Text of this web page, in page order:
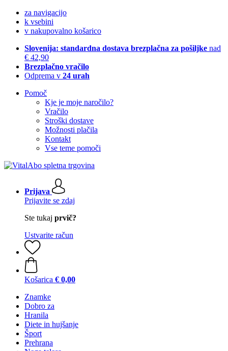
za navigacijo
k vsebini
v nakupovalno košarico
Slovenija: standardna dostava brezplačna za pošiljke nad
€ 42,90
Brezplačno vračilo
Odprema v 24 urah
Pomoč
Kje je moje naročilo?
Vračilo
Stroški dostave
Možnosti plačila
Kontakt
Vse teme pomoči
Prijava
Prijavite se zdaj
Ste tukaj prvič?
Ustvarite račun
Košarica € 0,00
Znamke
Dobro za
Hranila
Diete in hujšanje
Šport
Prehrana